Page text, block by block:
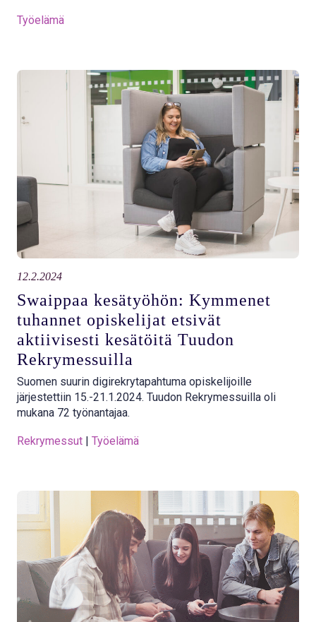
Työelämä
12.2.2024
Swaippaa kesätyöhön: Kymmenet
tuhannet opiskelijat etsivät
aktiivisesti kesätöitä Tuudon
Rekrymessuilla
Suomen suurin digirekrytapahtuma opiskelijoille
järjestettiin 15.-21.1.2024. Tuudon Rekrymessuilla oli
mukana 72 työnantajaa.
Rekrymessut Työelämä